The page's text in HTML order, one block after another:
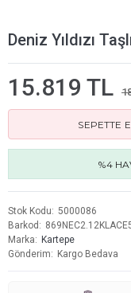
Deniz Yıldızı
15.819 TL
SEPETTE
%4
Stok Kodu
5000086
Barkod
Marka
Kartepe
Gönderim
Kargo Bedava